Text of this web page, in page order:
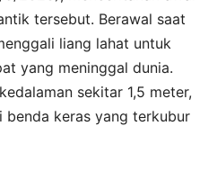
tersebut. Berawal saat
liang lahat untuk
yang meninggal dunia.
sekitar 1,5 meter,
benda keras yang terkubur